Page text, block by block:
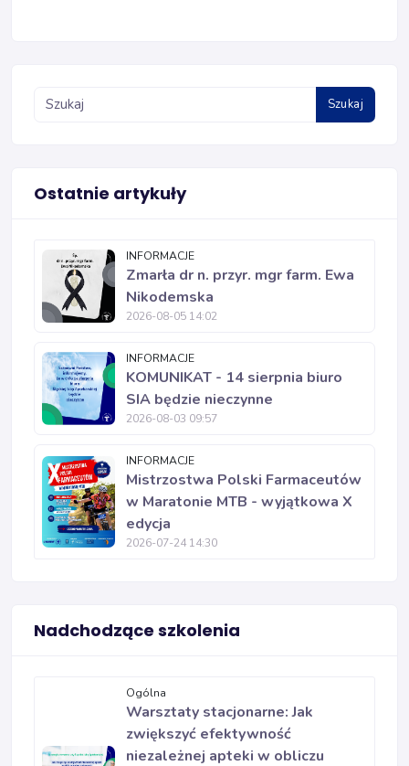
Szukaj
Ostatnie artykuły
INFORMACJE
Zmarła dr n. przyr. mgr farm. Ewa
Nikodemska
2026-08-05 14:02
INFORMACJE
KOMUNIKAT - 14 sierpnia biuro
SIA będzie nieczynne
2026-08-03 09:57
INFORMACJE
Mistrzostwa Polski Farmaceutów
w Maratonie MTB - wyjątkowa X
edycja
2026-07-24 14:30
Nadchodzące szkolenia
Ogólna
Warsztaty stacjonarne: Jak
zwiększyć efektywność
niezależnej apteki w obliczu